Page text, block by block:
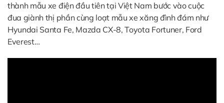
thành mẫu xe điện đầu tiên tại Việt Nam bước vào cuộc
đua giành thị phần cùng loạt mẫu xe xăng đình đám như
Hyundai Santa Fe, Mazda CX-8, Toyota Fortuner, Ford
Everest…